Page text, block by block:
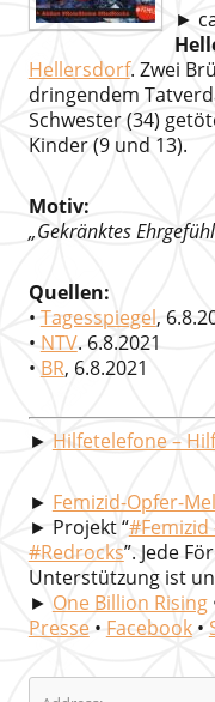
►
Hellersdorf. Zwei
dringendem
Schwester (34)
Kinder (9 und 13).
Motiv:
„Gekränktes
Quellen:
• Tagesspiegel,
• NTV. 6.8.2021
• BR, 6.8.2021
► Hilfetelefone –
► Femizid-Opfer-
► Projekt “#Femizid
#Redrocks”. Jede
Unterstützung ist
► One Billion Rising
Presse • Facebook•